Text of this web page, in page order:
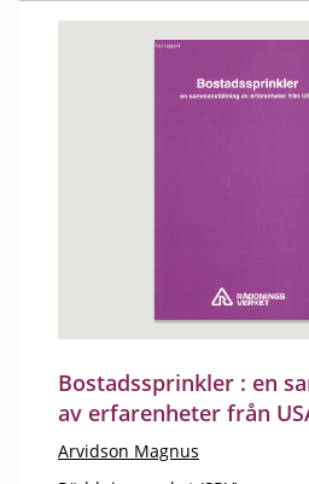
Bostadssprinkler : en
av erfarenheter från
Arvidson Magnus